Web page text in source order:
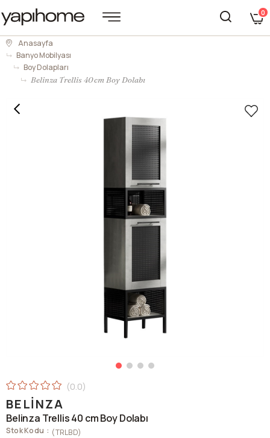
0
Anasayfa
Banyo Mobilyası
Boy Dolapları
Belinza Trellis 40 cm Boy Dolabı
0.0
BELINZA
Belinza Trellis 40 cm Boy Dolabı
Stok Kodu (TRLBD)